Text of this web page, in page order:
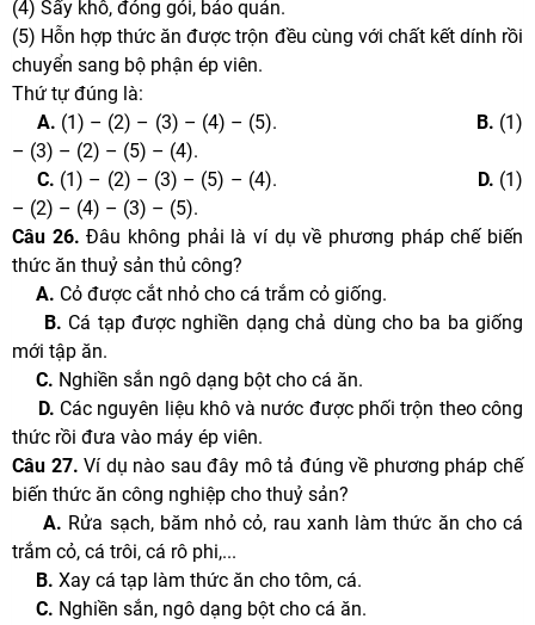
(4) Sấy khô, đóng gói, bảo quản.
(5) Hỗn hợp thức ăn được trộn đều cùng với chất kết dính rồi
chuyển sang bộ phận ép viên.
Thứ tự đúng là:
A. (1) – (2) – (3) – (4) – (5). B. (1)
– (3) – (2) – (5) – (4).
C. (1) – (2) – (3) – (5) – (4). D. (1)
– (2) – (4) – (3) – (5).
Câu 26. Đâu không phải là ví dụ về phương pháp chế biến
thức ăn thuỷ sản thủ công?
A. Cỏ được cắt nhỏ cho cá trắm cỏ giống.
B. Cá tạp được nghiền dạng chả dùng cho ba ba giống
mới tập ăn.
C. Nghiền sắn ngô dạng bột cho cá ăn.
D. Các nguyên liệu khô và nước được phối trộn theo công
thức rồi đưa vào máy ép viên.
Câu 27. Ví dụ nào sau đây mô tả đúng về phương pháp chế
biến thức ăn công nghiệp cho thuỷ sản?
A. Rửa sạch, băm nhỏ cỏ, rau xanh làm thức ăn cho cá
trắm cỏ, cá trôi, cá rô phi,...
B. Xay cá tạp làm thức ăn cho tôm, cá.
C. Nghiền sắn, ngô dạng bột cho cá ăn.